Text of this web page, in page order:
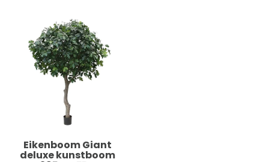
Eikenboom Giant
deluxe kunstboom